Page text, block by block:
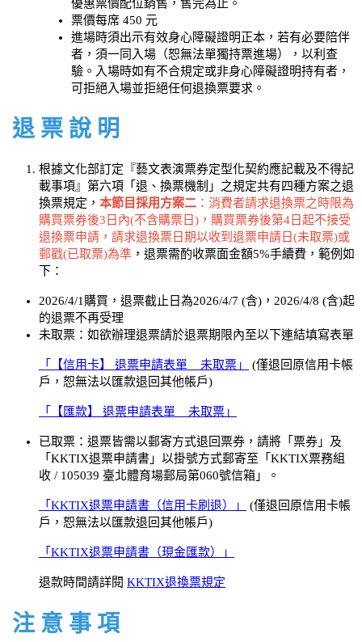
優惠票價配位銷售，售完為止。
票價每席 450 元
進場時須出示有效身心障礙證明正本，若有必要陪伴
者，須一同入場（恕無法單獨持票進場），以利查
驗。入場時如有不合規定或非身心障礙證明持有者，
可拒絕入場並拒絕任何退換票要求。
退 票 說 明
根據文化部訂定『藝文表演票券定型化契約應記載及不得記
載事項』第六項「退、換票機制」之規定共有四種方案之退
換票規定， 本節目採用方案二 ：消費者請求退換票之時限為
購買票券後3日內(不含購票日)，購買票券後第4日起不接受
退換票申請，請求退換票日期以收到退票申請日(未取票)或
郵戳(已取票)為準 ，退票需酌收票面金額5%手續費，範例如
下：
2026/4/1購買，退票截止日為2026/4/7 (含)，2026/4/8 (含)起
的退票不再受理
未取票：如欲辦理退票請於退票期限內至以下連結填寫表單
「【信用卡】 退票申請表單 _ 未取票」
(僅退回原信用卡帳
戶，恕無法以匯款退回其他帳戶)
「【匯款】 退票申請表單 _ 未取票」
已取票：退票皆需以郵寄方式退回票券，請將「票券」及
「KKTIX退票申請書」以掛號方式郵寄至「KKTIX票務組
收 / 105039 臺北體育場郵局第060號信箱」。
「KKTIX退票申請書（信用卡刷退）」
(僅退回原信用卡帳
戶，恕無法以匯款退回其他帳戶)
「KKTIX退票申請書（現金匯款）」
退款時間請詳閱 KKTIX退換票規定
注 意 事 項